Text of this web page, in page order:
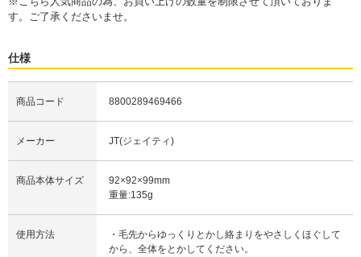
す。ご了承くださいませ。
仕様
商品コード 8800289469466
メーカー JT(ジェイティ)
商品本体サイズ
92×92×99mm
重量:135g
使用方法
・毛先からゆっくりとかし絡まりをやさしくほぐして
から、全体をとかしてください。